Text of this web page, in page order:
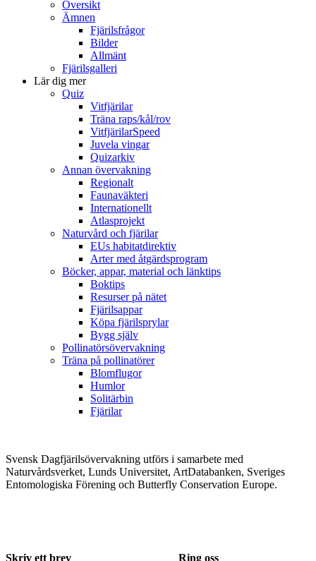
Översikt
Ämnen
Fjärilsfrågor
Bilder
Allmänt
Fjärilsgalleri
Lär dig mer
Quiz
Vitfjärilar
Träna raps/kål/rov
VitfjärilarSpeed
Juvela vingar
Quizarkiv
Annan övervakning
Regionalt
Faunaväkteri
Internationellt
Atlasprojekt
Naturvård och fjärilar
EUs habitatdirektiv
Arter med åtgärdsprogram
Böcker, appar, material och länktips
Boktips
Resurser på nätet
Fjärilsappar
Köpa fjärilsprylar
Bygg själv
Pollinatörsövervakning
Träna på pollinatörer
Blomflugor
Humlor
Solitärbin
Fjärilar
Svensk Dagfjärilsövervakning utförs i samarbete med
Naturvårdsverket, Lunds Universitet, ArtDatabanken, Sveriges
Entomologiska Förening och Butterfly Conservation Europe.
Skriv ett brev Ring oss